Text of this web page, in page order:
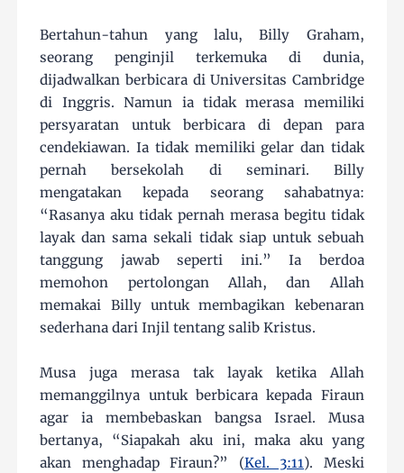
Bertahun-tahun yang lalu, Billy Graham,
seorang penginjil terkemuka di dunia,
dijadwalkan berbicara di Universitas Cambridge
di Inggris. Namun ia tidak merasa memiliki
persyaratan untuk berbicara di depan para
cendekiawan. Ia tidak memiliki gelar dan tidak
pernah bersekolah di seminari. Billy
mengatakan kepada seorang sahabatnya:
“Rasanya aku tidak pernah merasa begitu tidak
layak dan sama sekali tidak siap untuk sebuah
tanggung jawab seperti ini.” Ia berdoa
memohon pertolongan Allah, dan Allah
memakai Billy untuk membagikan kebenaran
sederhana dari Injil tentang salib Kristus.
Musa juga merasa tak layak ketika Allah
memanggilnya untuk berbicara kepada Firaun
agar ia membebaskan bangsa Israel. Musa
bertanya, “Siapakah aku ini, maka aku yang
akan menghadap Firaun?” (Kel. 3:11). Meski